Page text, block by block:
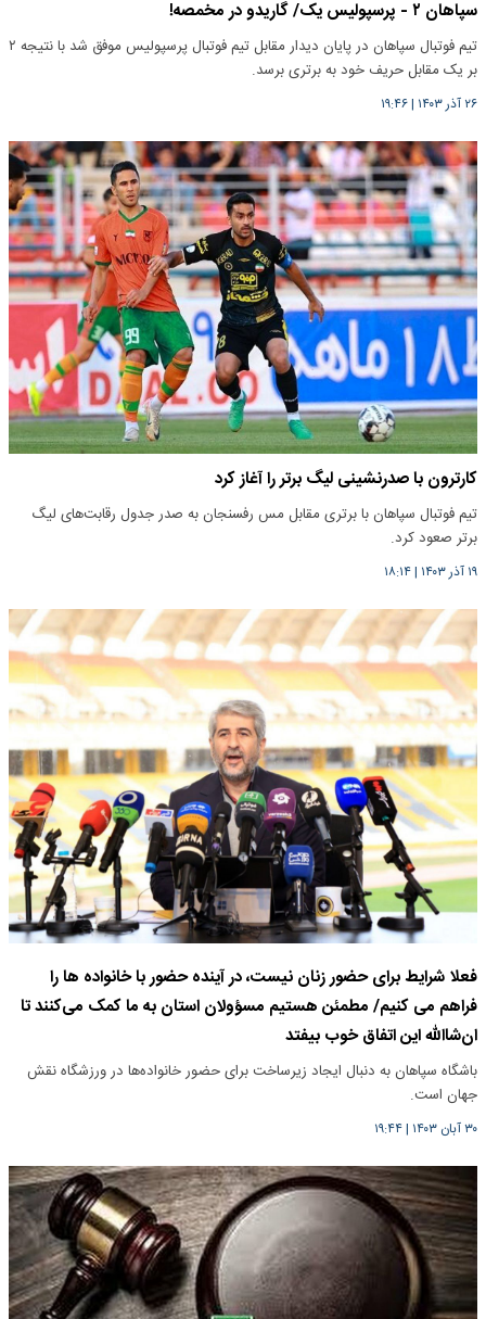
سپاهان ۲ - پرسپولیس یک/ گاریدو در مخمصه!
تیم‌ فوتبال سپاهان در پایان دیدار مقابل تیم فوتبال پرسپولیس موفق شد با نتیجه ۲
بر یک مقابل حریف خود به برتری برسد.
۲۶ آذر ۱۴۰۳ |۱۹:۴۶
کارترون با صدرنشینی لیگ برتر را آغاز کرد
تیم فوتبال سپاهان با برتری مقابل مس رفسنجان به صدر جدول رقابت‌های لیگ
برتر صعود کرد.
۱۹ آذر ۱۴۰۳ |۱۸:۱۴
فعلا شرایط برای حضور زنان نیست، در آینده حضور با خانواده ها را
فراهم می کنیم/ مطمئن هستیم مسؤولان استان به ما کمک می‌کنند تا
ان‌شاالله این اتفاق خوب بیفتد
باشگاه سپاهان به دنبال ایجاد زیرساخت برای حضور خانواده‌ها در ورزشگاه نقش
جهان است.
۳۰ آبان ۱۴۰۳ |۱۹:۴۴